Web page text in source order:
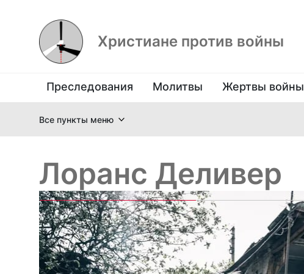
Христиане против войны
Преследования Молитвы Жертвы войны
Все пункты меню
Лоранс Деливер